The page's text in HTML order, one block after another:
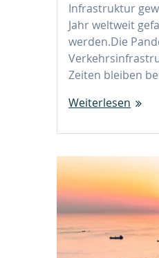
Infrastruktur
Jahr weltweit
werden.Die
Zeiten bleiben
Weiterlesen